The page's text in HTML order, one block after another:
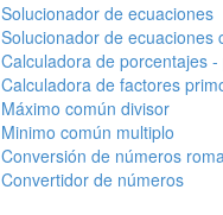
Solucionador de ecuaciones
Solucionador de ecuaciones
Calculadora de porcentajes
Calculadora de factores
Máximo común divisor
Minimo común multiplo
Conversión de números
Convertidor de números